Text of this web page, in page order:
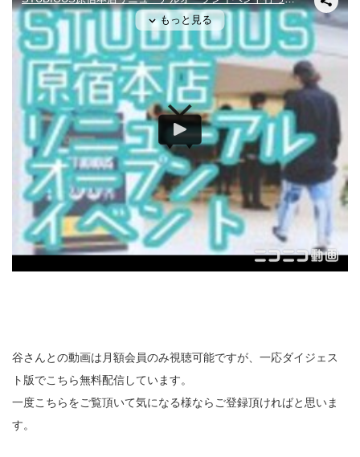
谷さんとの動画は月額会員のみ視聴可能ですが、一応ダイジェス
ト版でこちら無料配信しています。
一度こちらをご覧頂いて気になる様ならご登録頂ければと思いま
す。